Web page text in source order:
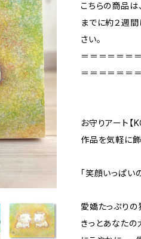
こちらの商品は
までに約２週
さい。
＝＝＝＝＝＝
＝＝＝＝＝＝
お守りアート【
作品を気軽に飾
「笑顔いっぱ
愛嬌たっぷり
きっとあなた